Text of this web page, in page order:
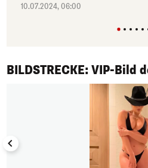
10.07.2024, 06:00
BILDSTRECKE: VIP-Bild
1/50